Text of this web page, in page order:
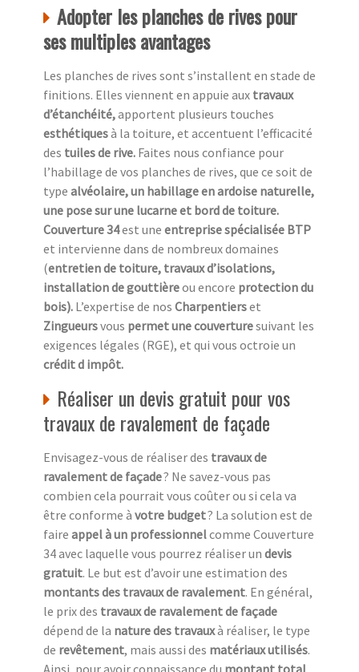
Adopter les planches de rives pour
ses multiples avantages
Les planches de rives sont s’installent en stade de
finitions. Elles viennent en appuie aux travaux
d’étanchéité,apportent plusieurs touches
esthétiquesà la toiture, et accentuent l’efficacité
des tuiles de rive. Faites nous confiance pour
l’habillage de vos planches de rives, que ce soit de
type alvéolaire, un habillage en ardoise naturelle,
une pose sur une lucarne et bord de toiture.
Couverture 34est une entreprise spécialisée BTP
et intervienne dans de nombreux domaines
(entretien de toiture, travaux d’isolations,
installation de gouttièreou encore protection du
bois). L’expertise de nos Charpentierset
Zingueursvous permet une couverturesuivant les
exigences légales (RGE), et qui vous octroie un
crédit d impôt.
Réaliser un devis gratuit pour vos
travaux de ravalement de façade
Envisagez-vous de réaliser des travaux de
ravalement de façade? Ne savez-vous pas
combien cela pourrait vous coûter ou si cela va
être conforme à votre budget? La solution est de
faire appel à un professionnelcomme Couverture
34 avec laquelle vous pourrez réaliser un devis
gratuit. Le but est d’avoir une estimation des
montants des travaux de ravalement. En général,
le prix des travaux de ravalement de façade
dépend de la nature des travauxà réaliser, le type
de revêtement, mais aussi des matériaux utilisés.